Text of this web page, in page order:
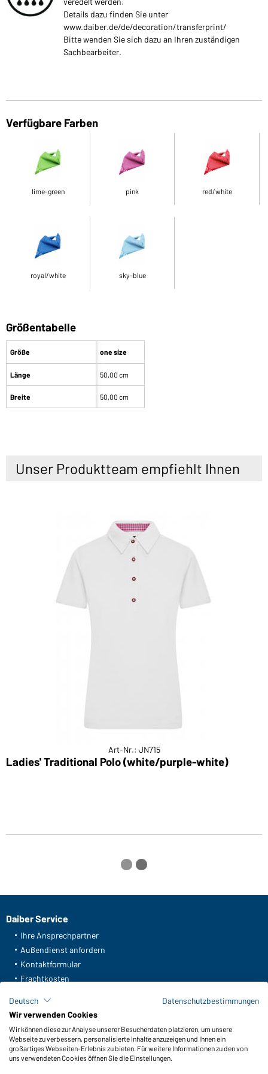
Details dazu finden Sie unter
www.daiber.de/de/decoration/transferprint/
Bitte wenden Sie sich dazu an Ihren zuständigen
Sachbearbeiter.
Verfügbare Farben
lime-green pink red/white
royal/white sky-blue
Größentabelle
Größe
Länge
Breite
one size
50,00 cm
50,00 cm
Unser Produktteam empfiehlt Ihnen
Art-Nr.: JN715
Ladies' Traditional Polo (white/purple-white)
Daiber Service
Ihre Ansprechpartner
Außendienst anfordern
Kontaktformular
Frachtkosten
Lagerbestand abfragen
Funktionen & Pflege
Produkteigenschaften
Deutsch
Datenschutzbestimmungen
Wir verwenden Cookies
Wir können diese zur Analyse unserer Besucherdaten platzieren, um unsere
Webseite zu verbessern, personalisierte Inhalte anzuzeigen und Ihnen ein
großartiges Webseiten-Erlebnis zu bieten. Für weitere Informationen zu den von
uns verwendeten Cookies öffnen Sie die Einstellungen.